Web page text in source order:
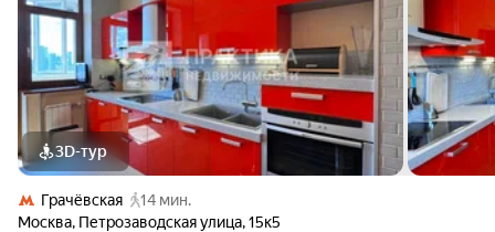
3D-тур
Грачёвская
14 мин.
Москва, Петрозаводская улица,15к5